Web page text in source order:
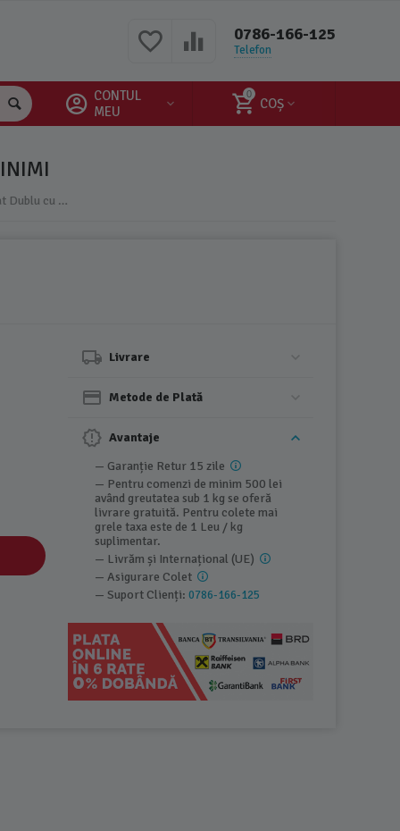
0786-166-125
Telefon
0
COȘ
CONTUL
MEU
Lenjerie Cocolino 4 Piese Pentru Pat Dublu cu Elastic - JOJ645 Roz cu Inimi
Livrare
Metode de Plată
Avantaje
— Garanție Retur 15 zile
— Pentru comenzi de minim 500 lei
având greutatea sub 1 kg se oferă
livrare gratuită. Pentru colete mai
grele taxa este de 1 Leu / kg
suplimentar.
— Livrăm și Internațional (UE)
— Asigurare Colet
— Suport Clienți:0786-166-125